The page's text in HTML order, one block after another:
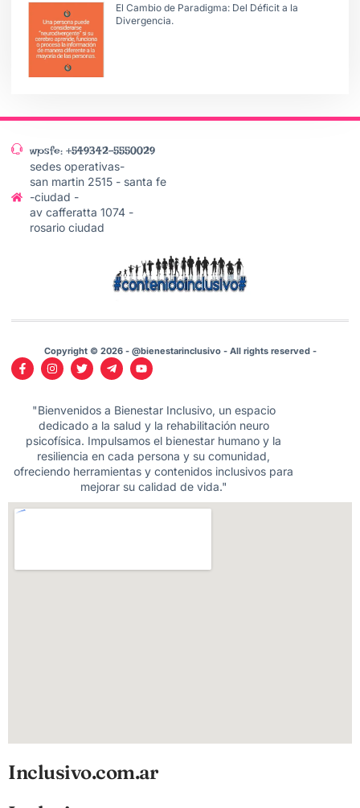
El Cambio de Paradigma: Del Déficit a la
Divergencia.
wpsfe: +549342-5550029
sedes operativas-
san martin 2515 - santa fe
-ciudad -
av cafferatta 1074 -
rosario ciudad
Copyright © 2026 - @bienestarinclusivo - All rights reserved -
"Bienvenidos a Bienestar Inclusivo, un espacio
dedicado a la salud y la rehabilitación neuro
psicofísica. Impulsamos el bienestar humano y la
resiliencia en cada persona y su comunidad,
ofreciendo herramientas y contenidos inclusivos para
mejorar su calidad de vida."
Inclusivo.com.ar